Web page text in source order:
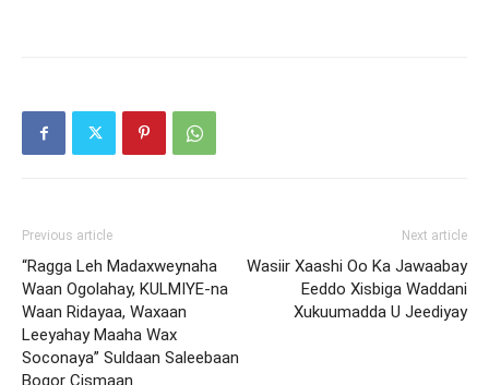
Previous article
“Ragga Leh Madaxweynaha
Waan Ogolahay, KULMIYE-na
Waan Ridayaa, Waxaan
Leeyahay Maaha Wax
Soconaya” Suldaan Saleebaan
Boqor Cismaan
Next article
Wasiir Xaashi Oo Ka Jawaabay
Eeddo Xisbiga Waddani
Xukuumadda U Jeediyay